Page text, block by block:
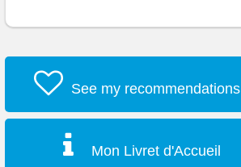
See my recommendations
Mon Livret d'Accueil